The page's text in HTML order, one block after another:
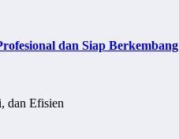
dan Siap Berkembang